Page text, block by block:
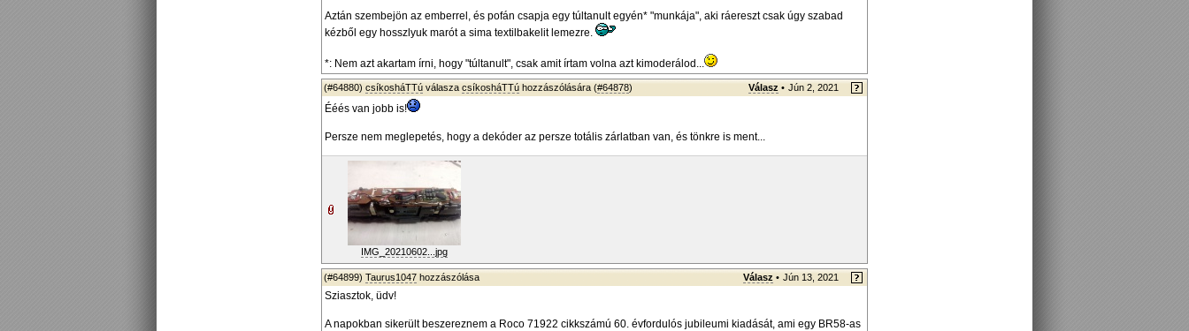
Aztán szembejön az emberrel, és pofán csapja egy túltanult egyén* "munkája", aki ráereszt csak úgy szabad
kézből egy hosszlyuk marót a sima textilbakelit lemezre.
*: Nem azt akartam írni, hogy "túltanult", csak amit írtam volna azt kimoderálod...
(#64880) csíkosháTTú válasza csíkosháTTú hozzászólására (#64878) Válasz • Jún 2, 2021
Ééés van jobb is!
Persze nem meglepetés, hogy a dekóder az persze totális zárlatban van, és tönkre is ment...
IMG_20210602...jpg
(#64899) Taurus1047 hozzászólása Válasz • Jún 13, 2021
Sziasztok, üdv!
A napokban sikerült beszereznem a Roco 71922 cikkszámú 60. évfordulós jubileumi kiadását, ami egy BR58-as